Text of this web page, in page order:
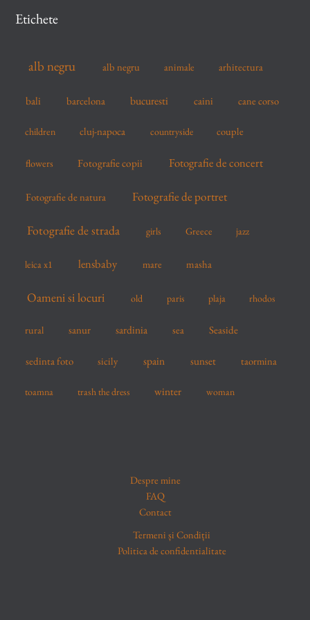
h
Etichete
alb negru alb negru animale arhitectura
bali barcelona bucuresti caini cane corso
children cluj-napoca countryside couple
flowers Fotografie copii Fotografie de concert
Fotografie de natura Fotografie de portret
Fotografie de strada girls Greece jazz
leica x1 lensbaby mare masha
Oameni si locuri old paris plaja rhodos
rural sanur sardinia sea Seaside
sedinta foto sicily spain sunset taormina
toamna trash the dress winter woman
Despre mine
FAQ
Contact
Termeni și Condiții
Politica de confidentialitate